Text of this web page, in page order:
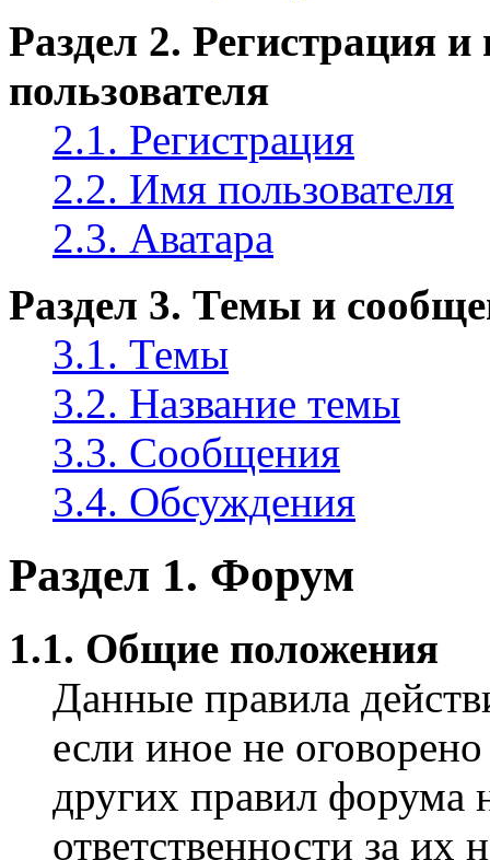
Раздел 2. Регистрация
пользователя
2.1. Регистрация
2.2. Имя пользователя
2.3. Аватара
Раздел 3. Темы и
3.1. Темы
3.2. Название темы
3.3. Сообщения
3.4. Обсуждения
Раздел 1. Форум
1.1. Общие положения
Данные правила
если иное не
других правил форума
ответственности за